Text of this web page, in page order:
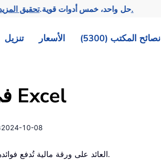
— حل واحد، خمس أدوات قوية.
تنزيل الأسعار نصائح المكتب (5300)
دالة YIELD في Excel
2024-10-08
تحسب دالة YIELD العائد على ورقة مالية تُدفع فوائدها بشكل دوري.